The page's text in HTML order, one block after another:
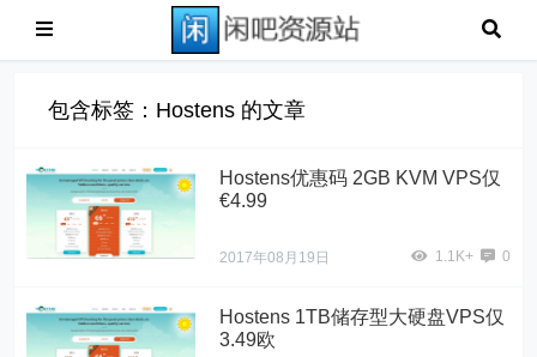
包含标签：Hostens 的文章
Hostens优惠码 2GB KVM VPS仅
€4.99
2017年08月19日 1.1K+ 0
Hostens 1TB储存型大硬盘VPS仅
3.49欧